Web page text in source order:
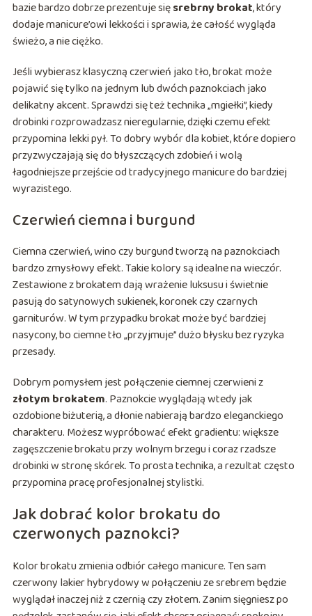
bazie bardzo dobrze prezentuje sięsrebrny brokat, który
dodaje manicure’owi lekkości i sprawia, że całość wygląda
świeżo, a nie ciężko.
Jeśli wybierasz klasyczną czerwień jako tło, brokat może
pojawić się tylko na jednym lub dwóch paznokciach jako
delikatny akcent. Sprawdzi się też technika „mgiełki”, kiedy
drobinki rozprowadzasz nieregularnie, dzięki czemu efekt
przypomina lekki pył. To dobry wybór dla kobiet, które dopiero
przyzwyczajają się do błyszczących zdobień i wolą
łagodniejsze przejście od tradycyjnego manicure do bardziej
wyrazistego.
Czerwień ciemna i burgund
Ciemna czerwień, wino czy burgund tworzą na paznokciach
bardzo zmysłowy efekt. Takie kolory są idealne na wieczór.
Zestawione z brokatem dają wrażenie luksusu i świetnie
pasują do satynowych sukienek, koronek czy czarnych
garniturów. W tym przypadku brokat może być bardziej
nasycony, bo ciemne tło „przyjmuje” dużo błysku bez ryzyka
przesady.
Dobrym pomysłem jest połączenie ciemnej czerwieni z
złotym brokatem. Paznokcie wyglądają wtedy jak
ozdobione biżuterią, a dłonie nabierają bardzo eleganckiego
charakteru. Możesz wypróbować efekt gradientu: większe
zagęszczenie brokatu przy wolnym brzegu i coraz rzadsze
drobinki w stronę skórek. To prosta technika, a rezultat często
przypomina pracę profesjonalnej stylistki.
Jak dobrać kolor brokatu do
czerwonych paznokci?
Kolor brokatu zmienia odbiór całego manicure. Ten sam
czerwony lakier hybrydowy w połączeniu ze srebrem będzie
wyglądał inaczej niż z czernią czy złotem. Zanim sięgniesz po